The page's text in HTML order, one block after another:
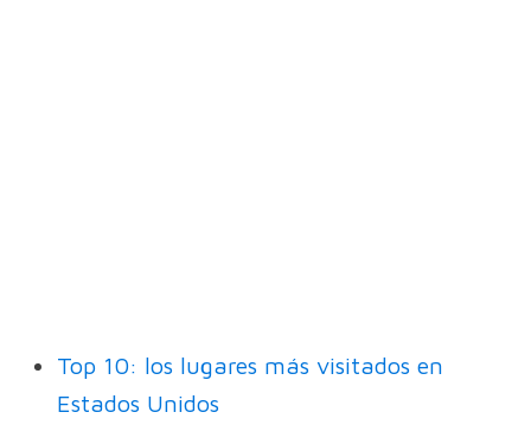
Top 10: los lugares más visitados en
Estados Unidos